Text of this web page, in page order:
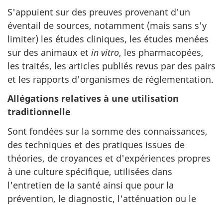
S'appuient sur des preuves provenant d'un
éventail de sources, notamment (mais sans s'y
limiter) les études cliniques, les études menées
sur des animaux et in vitro, les pharmacopées,
les traités, les articles publiés revus par des pairs
et les rapports d'organismes de réglementation.
Allégations relatives à une utilisation
traditionnelle
Sont fondées sur la somme des connaissances,
des techniques et des pratiques issues de
théories, de croyances et d'expériences propres
à une culture spécifique, utilisées dans
l'entretien de la santé ainsi que pour la
prévention, le diagnostic, l'atténuation ou le